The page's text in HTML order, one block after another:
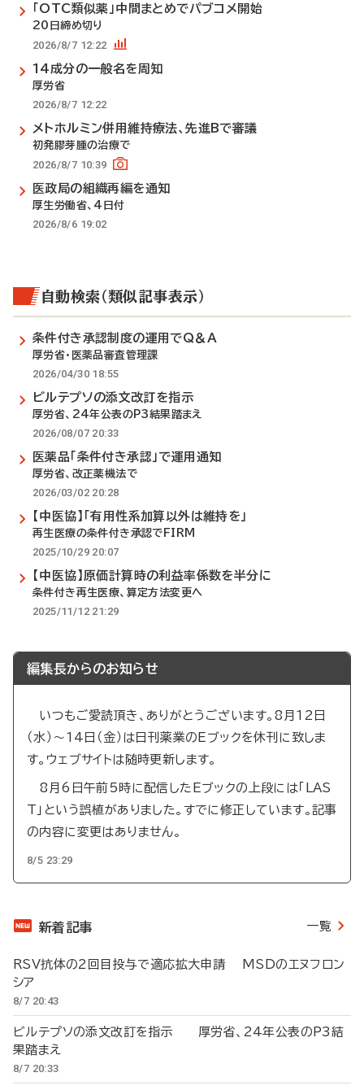
「OTC類似薬」中間まとめでパブコメ開始
20日締め切り
2026/8/7 12:22
14成分の一般名を周知
厚労省
2026/8/7 12:22
メトホルミン併用維持療法、先進Bで審議
初発膠芽腫の治療で
2026/8/7 10:39
医政局の組織再編を通知
厚生労働省、4日付
2026/8/6 19:02
自動検索（類似記事表示）
条件付き承認制度の運用でQ＆A
厚労省・医薬品審査管理課
2026/04/30 18:55
ビルテプソの添文改訂を指示
厚労省、24年公表のP3結果踏まえ
2026/08/07 20:33
医薬品「条件付き承認」で運用通知
厚労省、改正薬機法で
2026/03/02 20:28
【中医協】「有用性系加算以外は維持を」
再生医療の条件付き承認でFIRM
2025/10/29 20:07
【中医協】原価計算時の利益率係数を半分に
条件付き再生医療、算定方法変更へ
2025/11/12 21:29
編集長からのお知らせ
いつもご愛読頂き、ありがとうございます。8月12日
（水）～14日（金）は日刊薬業のEブックを休刊に致しま
す。ウェブサイトは随時更新します。
8月6日午前5時に配信したEブックの上段には「LAS
T」という誤植がありました。すでに修正しています。記事
の内容に変更はありません。
8/5 23:29
新着記事 一覧
RSV抗体の2回目投与で適応拡大申請 MSDのエヌフロン
シア
8/7 20:43
ビルテプソの添文改訂を指示 厚労省、24年公表のP3結
果踏まえ
8/7 20:33